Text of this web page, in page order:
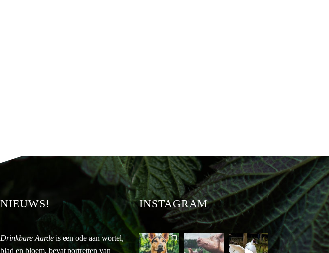
NIEUWS!
Drinkbare Aarde is een ode aan wortel,
blad en bloem, bevat portretten van
INSTAGRAM